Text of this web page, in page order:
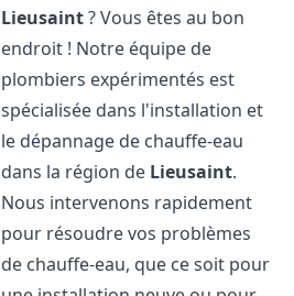
Lieusaint? Vous êtes au bon
endroit ! Notre équipe de
plombiers expérimentés est
spécialisée dans l'installation et
le dépannage de chauffe-eau
dans la région de Lieusaint.
Nous intervenons rapidement
pour résoudre vos problèmes
de chauffe-eau, que ce soit pour